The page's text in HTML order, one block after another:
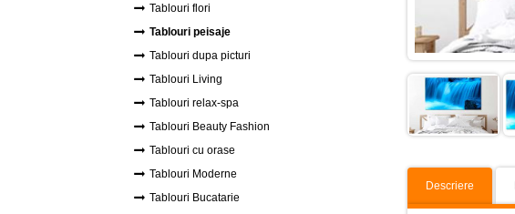
Descriere
Tablouri flori
Tablouri peisaje
Tablouri dupa picturi
Tablouri Living
Tablouri relax-spa
Tablouri Beauty Fashion
Tablouri cu orase
Tablouri Moderne
Tablouri Bucatarie